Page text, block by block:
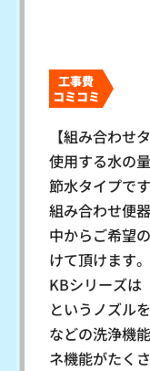
工事費
コミコミ
【組み合わせ
使用する水の
節水タイプです
組み合わせ便
中からご希望
けて頂けます。
KBシリーズは
というノズル
などの洗浄機
ネ機能がたく